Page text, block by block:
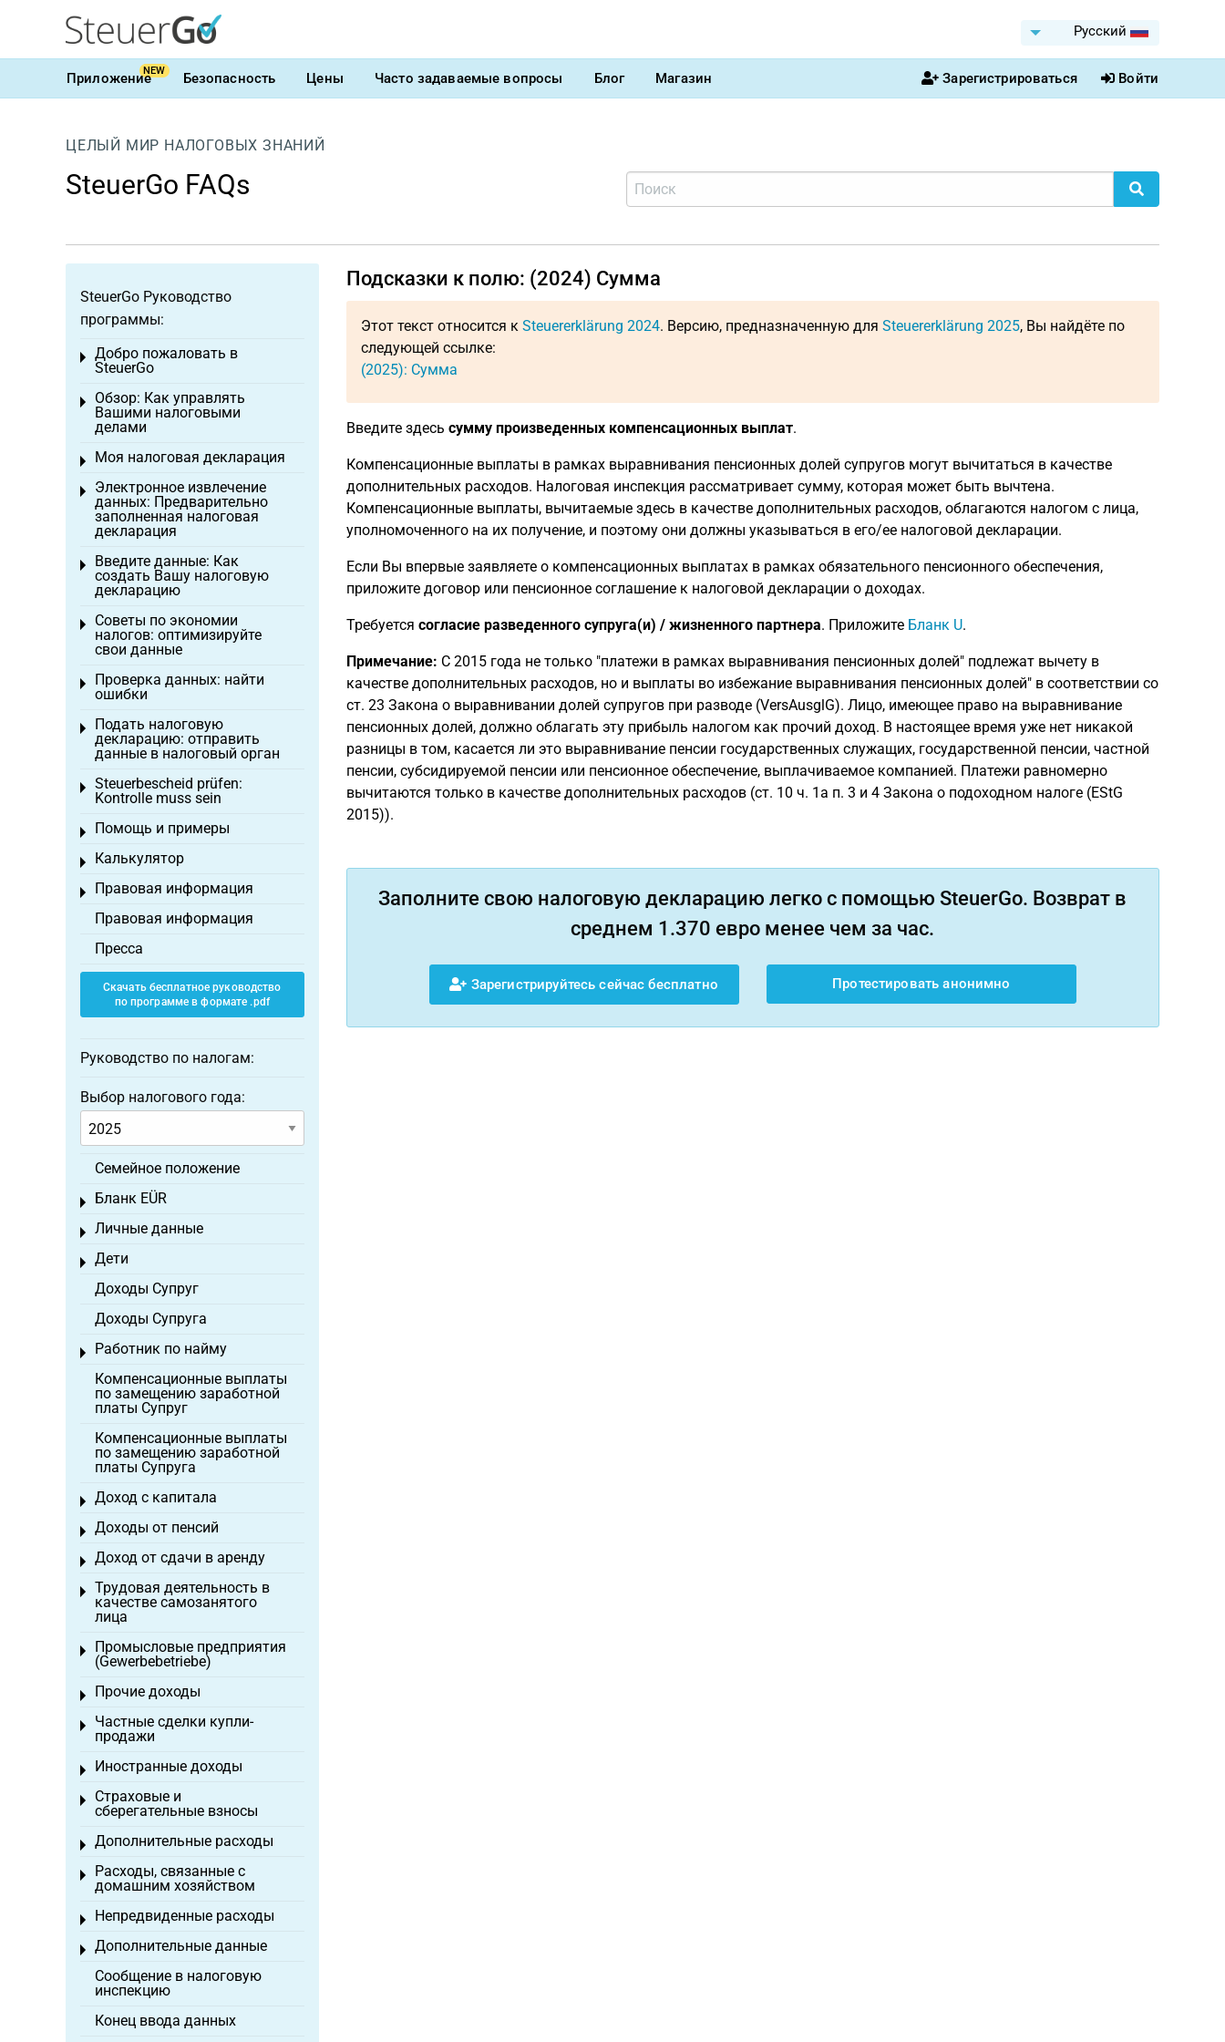
Pусский
ПриложениеNEW Безопасность Цены Часто задаваемые вопросы Блог Магазин Зарегистрироваться Войти
ЦЕЛЫЙ МИР НАЛОГОВЫХ ЗНАНИЙ
SteuerGo FAQs
Подсказки к полю: (2024) Сумма
Этот текст относится к Steuererklärung 2024. Версию, предназначенную для Steuererklärung 2025, Вы найдёте по
следующей ссылке:
(2025): Сумма
Введите здесь сумму произведенных компенсационных выплат.
Компенсационные выплаты в рамках выравнивания пенсионных долей супругов могут вычитаться в качестве
дополнительных расходов. Налоговая инспекция рассматривает сумму, которая может быть вычтена.
Компенсационные выплаты, вычитаемые здесь в качестве дополнительных расходов, облагаются налогом с лица,
уполномоченного на их получение, и поэтому они должны указываться в его/ее налоговой декларации.
Если Вы впервые заявляете о компенсационных выплатах в рамках обязательного пенсионного обеспечения,
приложите договор или пенсионное соглашение к налоговой декларации о доходах.
Требуется согласие разведенного супруга(и) / жизненного партнера. Приложите Бланк U.
Примечание: С 2015 года не только "платежи в рамках выравнивания пенсионных долей" подлежат вычету в
качестве дополнительных расходов, но и выплаты во избежание выравнивания пенсионных долей" в соответствии со
ст. 23 Закона о выравнивании долей супругов при разводе (VersAusglG). Лицо, имеющее право на выравнивание
пенсионных долей, должно облагать эту прибыль налогом как прочий доход. В настоящее время уже нет никакой
разницы в том, касается ли это выравнивание пенсии государственных служащих, государственной пенсии, частной
пенсии, субсидируемой пенсии или пенсионное обеспечение, выплачиваемое компанией. Платежи равномерно
вычитаются только в качестве дополнительных расходов (ст. 10 ч. 1а п. 3 и 4 Закона о подоходном налоге (EStG
2015)).
Заполните свою налоговую декларацию легко с помощью SteuerGo. Возврат в
среднем 1.370 евро менее чем за час.
Зарегистрируйтесь сейчас бесплатно Протестировать анонимно
SteuerGo Руководство
программы:
Добро пожаловать в
SteuerGo
Toggle menu
Обзор: Как управлять
Вашими налоговыми
делами
Toggle menu
Моя налоговая декларация
Toggle menu
Электронное извлечение
данных: Предварительно
заполненная налоговая
декларация
Toggle menu
Введите данные: Как
создать Вашу налоговую
декларацию
Toggle menu
Советы по экономии
налогов: оптимизируйте
свои данные
Toggle menu
Проверка данных: найти
ошибки
Toggle menu
Подать налоговую
декларацию: отправить
данные в налоговый орган
Toggle menu
Steuerbescheid prüfen:
Kontrolle muss sein
Toggle menu
Помощь и примеры
Toggle menu
Калькулятор
Toggle menu
Правовая информация
Toggle menu
Правовая информация
Пресса
Скачать бесплатное руководство
по программе в формате .pdf
Руководство по налогам:
Выбор налогового года:
Семейное положение
Бланк EÜR
Toggle menu
Личные данные
Toggle menu
Дети
Toggle menu
Доходы Супруг
Доходы Супруга
Работник по найму
Toggle menu
Компенсационные выплаты
по замещению заработной
платы Супруг
Компенсационные выплаты
по замещению заработной
платы Супруга
Доход с капитала
Toggle menu
Доходы от пенсий
Toggle menu
Доход от сдачи в аренду
Toggle menu
Трудовая деятельность в
качестве самозанятого
лица
Toggle menu
Промысловые предприятия
(Gewerbebetriebe)
Toggle menu
Прочие доходы
Toggle menu
Частные сделки купли-
продажи
Toggle menu
Иностранные доходы
Toggle menu
Страховые и
сберегательные взносы
Toggle menu
Дополнительные расходы
Toggle menu
Расходы, связанные с
домашним хозяйством
Toggle menu
Непредвиденные расходы
Toggle menu
Дополнительные данные
Toggle menu
Сообщение в налоговую
инспекцию
Конец ввода данных